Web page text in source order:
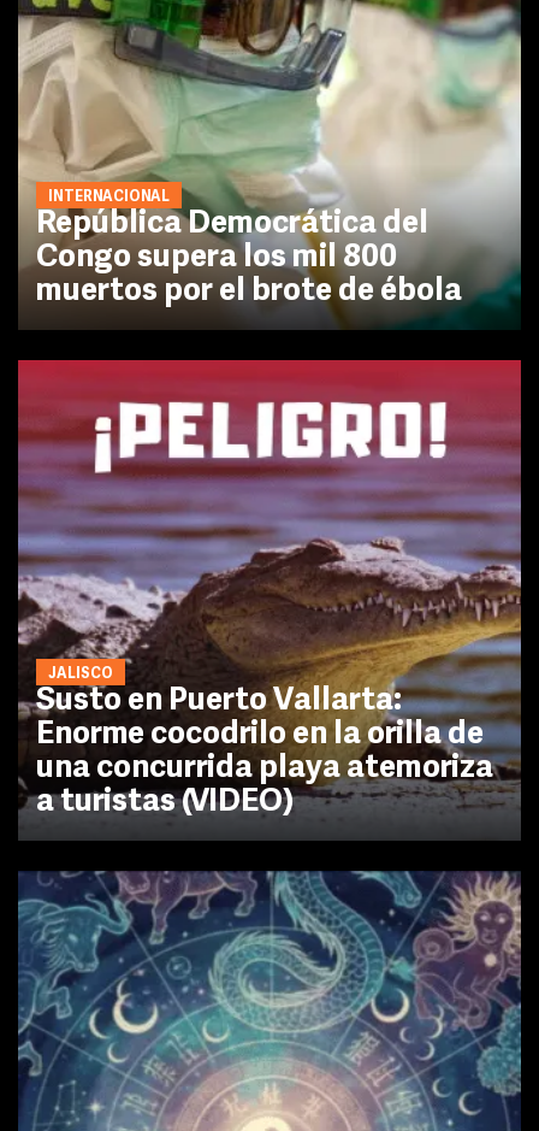
INTERNACIONAL
República Democrática del
Congo supera los mil 800
muertos por el brote de ébola
JALISCO
Susto en Puerto Vallarta:
Enorme cocodrilo en la orilla de
una concurrida playa atemoriza
a turistas (VIDEO)